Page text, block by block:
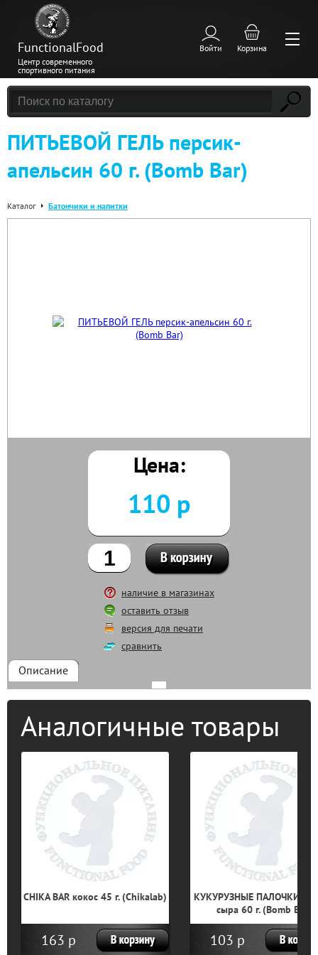
FunctionalFood
Центр современного
спортивного питания
Войти Корзина
ПИТЬЕВОЙ ГЕЛЬ персик-
апельсин 60 г. (Bomb Bar)
Каталог Батончики и напитки
Цена:
110 р
наличие в магазинах
оставить отзыв
версия для печати
сравнить
Описание
Аналогичные товары
CHIKA BAR кокос 45 г. (Chikalab)
163 р
КУКУРУЗНЫЕ ПАЛОЧКИ
сыра 60 г. (Bomb Bar)
103 р